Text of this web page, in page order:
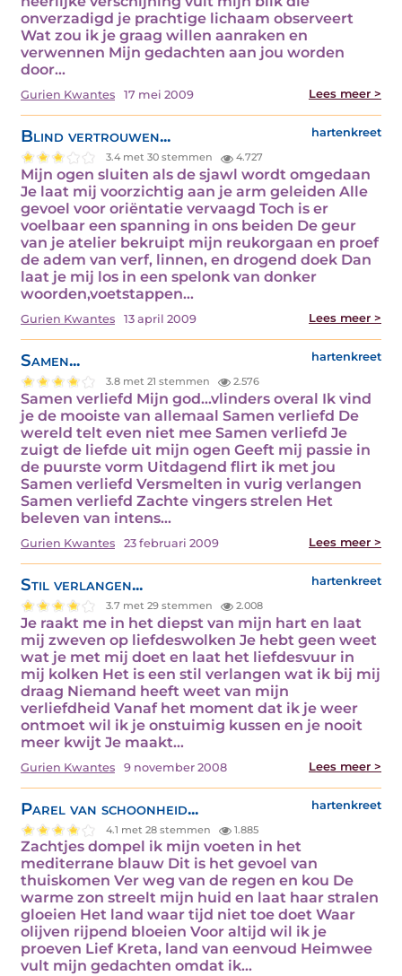
onverzadigd je prachtige lichaam observeert
Wat zou ik je graag willen aanraken en
verwennen Mijn gedachten aan jou worden
door…
Gurien Kwantes 17 mei 2009 Lees meer >
Blind vertrouwen... hartenkreet
3.4 met 30 stemmen 4.727
Mijn ogen sluiten als de sjawl wordt omgedaan
Je laat mij voorzichtig aan je arm geleiden Alle
gevoel voor oriëntatie vervaagd Toch is er
voelbaar een spanning in ons beiden De geur
van je atelier bekruipt mijn reukorgaan en proef
de adem van verf, linnen, en drogend doek Dan
laat je mij los in een spelonk van donker
woorden,voetstappen…
Gurien Kwantes 13 april 2009 Lees meer >
Samen... hartenkreet
3.8 met 21 stemmen 2.576
Samen verliefd Mijn god...vlinders overal Ik vind
je de mooiste van allemaal Samen verliefd De
wereld telt even niet mee Samen verliefd Je
zuigt de liefde uit mijn ogen Geeft mij passie in
de puurste vorm Uitdagend flirt ik met jou
Samen verliefd Versmelten in vurig verlangen
Samen verliefd Zachte vingers strelen Het
beleven van intens…
Gurien Kwantes 23 februari 2009 Lees meer >
Stil verlangen... hartenkreet
3.7 met 29 stemmen 2.008
Je raakt me in het diepst van mijn hart en laat
mij zweven op liefdeswolken Je hebt geen weet
wat je met mij doet en laat het liefdesvuur in
mij kolken Het is een stil verlangen wat ik bij mij
draag Niemand heeft weet van mijn
verliefdheid Vanaf het moment dat ik je weer
ontmoet wil ik je onstuimig kussen en je nooit
meer kwijt Je maakt…
Gurien Kwantes 9 november 2008 Lees meer >
Parel van schoonheid... hartenkreet
4.1 met 28 stemmen 1.885
Zachtjes dompel ik mijn voeten in het
mediterrane blauw Dit is het gevoel van
thuiskomen Ver weg van de regen en kou De
warme zon streelt mijn huid en laat haar stralen
gloeien Het land waar tijd niet toe doet Waar
olijven rijpend bloeien Voor altijd wil ik je
proeven Lief Kreta, land van eenvoud Heimwee
vult mijn gedachten omdat ik…